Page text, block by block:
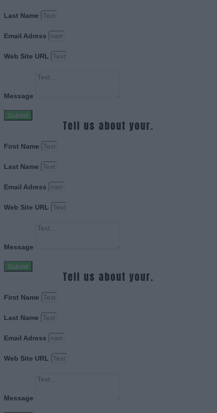
Last Name
Email Adress
Web Site URL
Message
Submit
Tell us about your.
First Name
Last Name
Email Adress
Web Site URL
Message
Submit
Tell us about your.
First Name
Last Name
Email Adress
Web Site URL
Message